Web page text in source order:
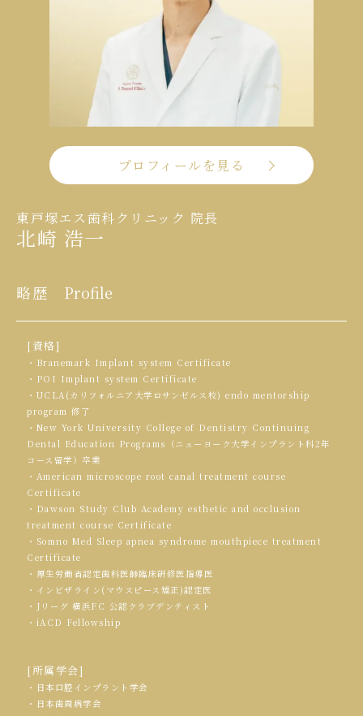
プロフィールを見る
東戸塚エス歯科クリニック 院長
北崎 浩一
略歴 Profile
[資格]
・Branemark Implant system Certificate
・POI Implant system Certificate
・UCLA(カリフォルニア大学ロサンゼルス校) endo mentorship
program 修了
・New York University College of Dentistry Continuing
Dental Education Programs（ニューヨーク大学インプラント科2年
コース留学）卒業
・American microscope root canal treatment course
Certificate
・Dawson Study Club Academy esthetic and occlusion
treatment course Certificate
・Somno Med Sleep apnea syndrome mouthpiece treatment
Certificate
・厚生労働省認定歯科医師臨床研修医指導医
・インビザライン(マウスピース矯正)認定医
・Jリーグ 横浜FC 公認クラブデンティスト
・iACD Fellowship
[所属学会]
・日本口腔インプラント学会
・日本歯周病学会